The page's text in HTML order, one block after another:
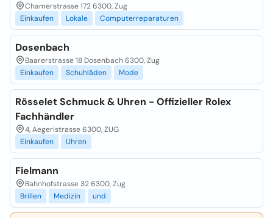
Chamerstrasse 172 6300, Zug
Einkaufen
Lokale Computerreparaturen
Dosenbach
Baarerstrasse 18 Dosenbach 6300, Zug
Einkaufen
Schuhläden Mode
Rösselet Schmuck & Uhren - Offizieller Rolex
Fachhändler
4, Aegeristrasse 6300, ZUG
Einkaufen
Uhren
Fielmann
Bahnhofstrasse 32 6300, Zug
Brillen
Medizin und